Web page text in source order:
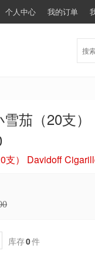
个人中心 我的订单
茄（20支
支） Davidoff
库存0件